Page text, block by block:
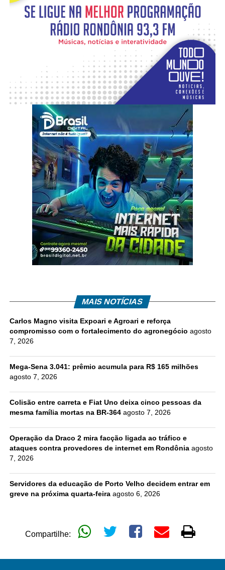
MAIS NOTÍCIAS
Carlos Magno visita Expoari e Agroari e reforça
compromisso com o fortalecimento do agronegócio agosto
7, 2026
Mega-Sena 3.041: prêmio acumula para R$ 165 milhões
agosto 7, 2026
Colisão entre carreta e Fiat Uno deixa cinco pessoas da
mesma família mortas na BR-364 agosto 7, 2026
Operação da Draco 2 mira facção ligada ao tráfico e
ataques contra provedores de internet em Rondônia agosto
7, 2026
Servidores da educação de Porto Velho decidem entrar em
greve na próxima quarta-feira agosto 6, 2026
Compartilhe: